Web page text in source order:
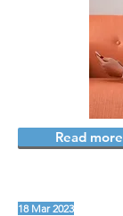
Read more
18 Mar 2023